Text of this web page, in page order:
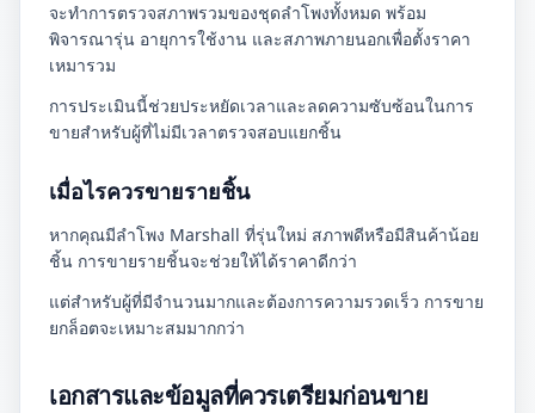
จะทำการตรวจสภาพรวมของชุดลำโพงทั้งหมด พร้อม
พิจารณารุ่น อายุการใช้งาน และสภาพภายนอกเพื่อตั้งราคา
เหมารวม
การประเมินนี้ช่วยประหยัดเวลาและลดความซับซ้อนในการ
ขายสำหรับผู้ที่ไม่มีเวลาตรวจสอบแยกชิ้น
เมื่อไรควรขายรายชิ้น
หากคุณมีลำโพง Marshall ที่รุ่นใหม่ สภาพดีหรือมีสินค้าน้อย
ชิ้น การขายรายชิ้นจะช่วยให้ได้ราคาดีกว่า
แต่สำหรับผู้ที่มีจำนวนมากและต้องการความรวดเร็ว การขาย
ยกล็อตจะเหมาะสมมากกว่า
เอกสารและข้อมูลที่ควรเตรียมก่อนขาย